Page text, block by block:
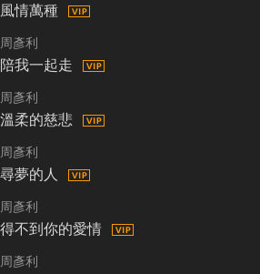
風情萬種
周彥利
陪我一起走
周彥利
溫柔的慈悲
周彥利
尋夢的人
周彥利
得不到你的愛情
周彥利